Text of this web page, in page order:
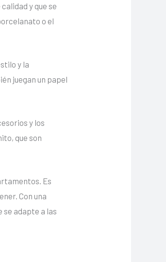
y que se
o el
y la
juegan un papel
y los
que son
Es
Con una
se adapte a las